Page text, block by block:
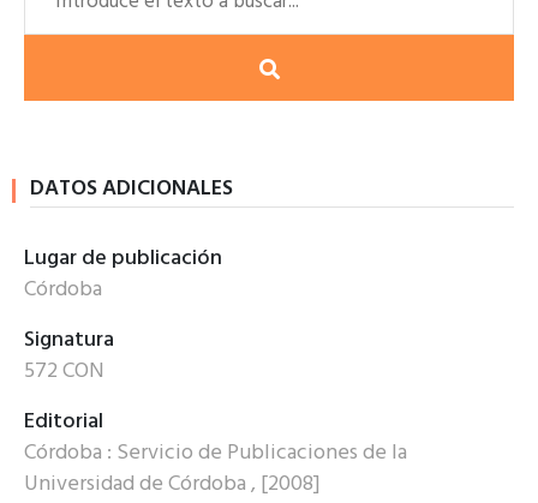
DATOS ADICIONALES
Lugar de publicación
Córdoba
Signatura
572 CON
Editorial
Córdoba : Servicio de Publicaciones de la
Universidad de Córdoba , [2008]